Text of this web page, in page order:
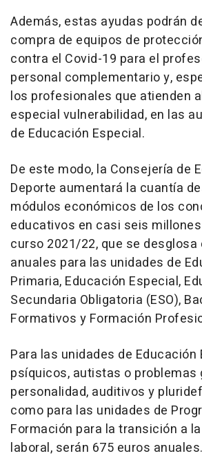
Además, estas ayudas podrán
compra de equipos de
contra el Covid-19 para el
personal complementario y,
los profesionales que atienden
especial vulnerabilidad, en las
de Educación Especial.
De este modo, la Consejería de
Deporte aumentará la cuantía
módulos económicos de los
educativos en casi seis
curso 2021/22, que se desglosa
anuales para las unidades de
Primaria, Educación Especial,
Secundaria Obligatoria (ESO),
Formativos y Formación
Para las unidades de Educación
psíquicos, autistas o problemas
personalidad, auditivos y
como para las unidades de
Formación para la transición a
laboral, serán 675 euros anuales.